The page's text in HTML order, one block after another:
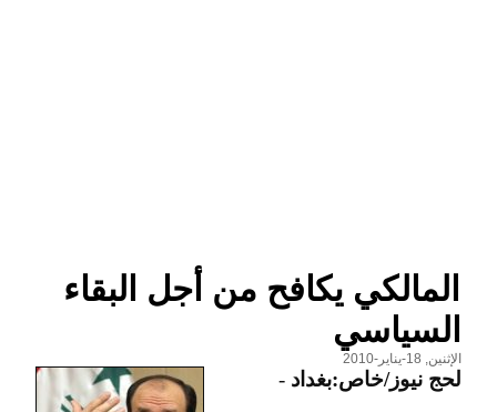
المالكي يكافح من أجل البقاء
السياسي
الإثنين, 18-يناير-2010
لحج نيوز/خاص:بغداد -